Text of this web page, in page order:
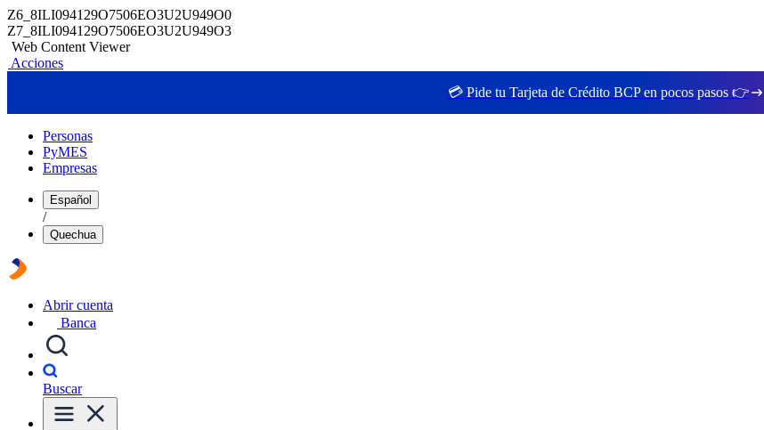
Z6_8ILI094129O7506EO3U2U949O0
Z7_8ILI094129O7506EO3U2U949O3
Web Content Viewer
Acciones
💳 Pide tu Tarjeta de Crédito BCP en pocos pasos 👉
Personas
PyMES
Empresas
Español
/
Quechua
Abrir cuenta
Banca
Buscar